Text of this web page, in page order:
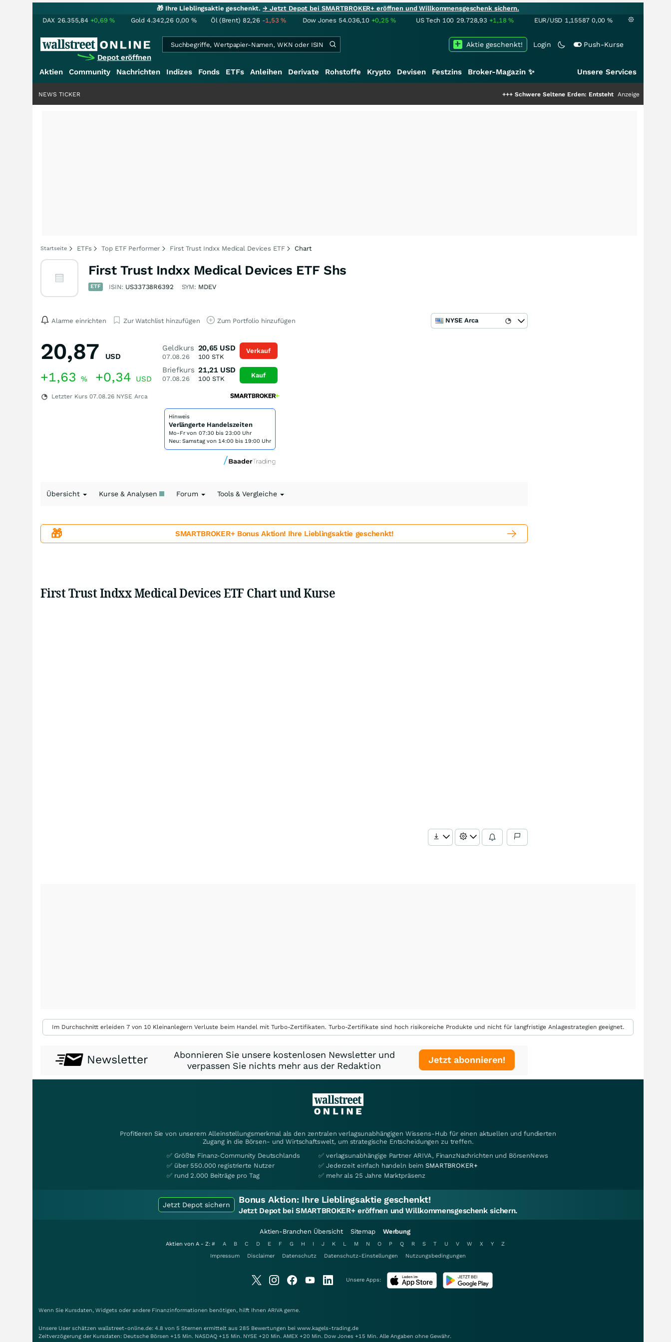
🎁 Ihre Lieblingsaktie geschenkt.→ Jetzt Depot bei SMARTBROKER+ eröffnen und Willkommensgeschenk sichern.
DAX 26.355,84 +0,69% Gold 4.342,26 0,00 % Öl (Brent) 82,26 -1,53% Dow Jones 54.036,10 +0,25% US Tech 100 29.728,93 +1,18% EUR/USD 1,15587 0,00 %
Depot eröffnen
Login Push-Kurse
Aktie geschenkt!
Aktien Community Nachrichten Indizes Fonds ETFs Anleihen Derivate Rohstoffe Krypto Devisen Festzins Broker-Magazin ✨ Unsere Services
Schwere Seltene Erden: Entsteht hier die nächste
Anzeige
NEWS TICKER
Startseite ETFs Top ETF Performer First Trust Indxx Medical Devices ETF Chart
First Trust Indxx Medical Devices ETF Shs
ETF ISIN: US33738R6392 SYM: MDEV
Alarme einrichten Zur Watchlist hinzufügen Zum Portfolio hinzufügen NYSE Arca
20,87 USD
+1,63 % +0,34 USD
Letzter Kurs 07.08.26 NYSE Arca
Geldkurs
07.08.26
20,65 USD
100 STK
Briefkurs
07.08.26
21,21 USD
100STK
Verkauf
Kauf
Hinweis
Verlängerte Handelszeiten
Mo-Fr von 07:30 bis 23:00 Uhr
Neu: Samstag von 14:00 bis 19:00 Uhr
Übersicht Kurse & Analysen Forum Tools & Vergleiche
🎁 SMARTBROKER+ Bonus Aktion! Ihre Lieblingsaktie geschenkt!
First Trust Indxx Medical Devices ETF Chart und Kurse
Im Durchschnitt erleiden 7 von 10 Kleinanlegern Verluste beim Handel mit Turbo-Zertifikaten. Turbo-Zertifikate sind hoch risikoreiche Produkte und nicht für langfristige Anlagestrategien geeignet.
Newsletter
Abonnieren Sie unsere kostenlosen Newsletter und
verpassen Sie nichts mehr aus der Redaktion
Jetzt abonnieren!
Profitieren Sie von unserem Alleinstellungsmerkmal als den zentralen verlagsunabhängigen Wissens-Hub für einen aktuellen und fundierten
Zugang in die Börsen- und Wirtschaftswelt, um strategische Entscheidungen zu treffen.
✅ Größte Finanz-Community Deutschlands
✅ über 550.000 registrierte Nutzer
✅ rund 2.000 Beiträge pro Tag
✅ verlagsunabhängige Partner ARIVA, FinanzNachrichten und BörsenNews
✅ Jederzeit einfach handeln beimSMARTBROKER+
✅ mehr als 25 Jahre Marktpräsenz
Jetzt Depot sichern Bonus Aktion: Ihre Lieblingsaktie geschenkt!
Jetzt Depot bei SMARTBROKER+ eröffnen und Willkommensgeschenk sichern.
Aktien-Branchen Übersicht Sitemap Werbung
Aktien von A - Z: # A B C D E F G H I J K L M N O P Q R S T U V W X Y
Z
Impressum
Disclaimer Datenschutz Datenschutz-Einstellungen Nutzungsbedingungen
Unsere Apps:
Wenn Sie Kursdaten, Widgets oder andere Finanzinformationen benötigen, hilft Ihnen ARIVA gerne.
Unsere User schätzen wallstreet-online.de: 4.8 von 5 Sternen ermittelt aus 285 Bewertungen bei www.kagels-trading.de
Zeitverzögerung der Kursdaten: Deutsche Börsen +15 Min. NASDAQ +15 Min. NYSE +20 Min. AMEX +20 Min. Dow Jones +15 Min. Alle Angaben ohne Gewähr.